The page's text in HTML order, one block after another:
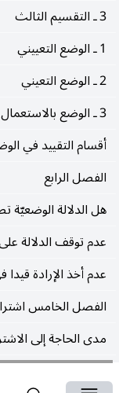
3 ـ التقسيم الثالث
1 ـ الوضع التعييني
2 ـ الوضع التعيني
3 ـ الوضع بالاستعمال
أقسام التقييد في
الفصل الرابع
هل الدلالة الوضعيّة
عدم توقف الدلالة
عدم أخذ الإرادة
الفصل الخامس
مدى الحاجة إلى
الاشتراك لا ينافي
الثاني :
ضده فانها لا يترتب
(١) فوائد الأصول ج ١ ص ٢